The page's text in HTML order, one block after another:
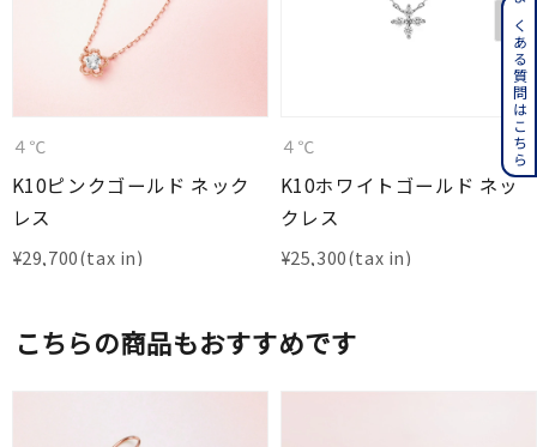
４℃
K10ピンクゴールド ネック
レス
¥29,700
４℃
K10ホワイトゴールド ネッ
クレス
¥25,300
こちらの商品もおすすめです
よくある質問はこちら